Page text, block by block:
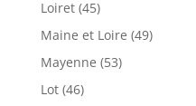
Loiret (45)
Maine et Loire (49)
Mayenne (53)
Lot (46)